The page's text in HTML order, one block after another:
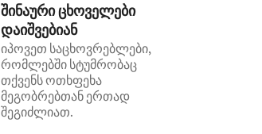
შინაური ცხოველები
დაიშვებიან
იპოვეთ საცხოვრებლები,
რომლებში სტუმრობაც
თქვენს ოთხფეხა
მეგობრებთან ერთად
შეგიძლიათ.